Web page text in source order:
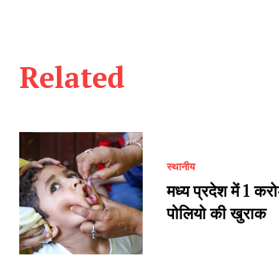
Related
स्थानीय
मध्य प्रदेश में 1
पोलियो की खुराक